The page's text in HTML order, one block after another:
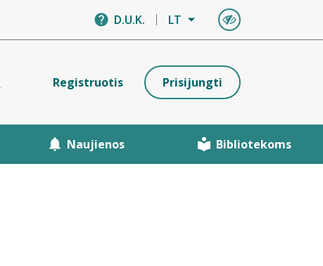
D.U.K. LT
Registruotis Prisijungti
Naujienos Bibliotekoms